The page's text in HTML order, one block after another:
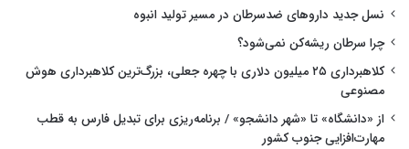
نسل جدید داروهای ضدسرطان در مسیر تولید انبوه
چرا سرطان ریشه‌کن نمی‌شود؟
کلاهبرداری ۲۵ میلیون دلاری با چهره جعلی، بزرگ‌ترین کلاهبرداری هوش
مصنوعی
از «دانشگاه» تا «شهر دانشجو» / برنامه‌ریزی برای تبدیل فارس به قطب
مهارت‌افزایی جنوب کشور